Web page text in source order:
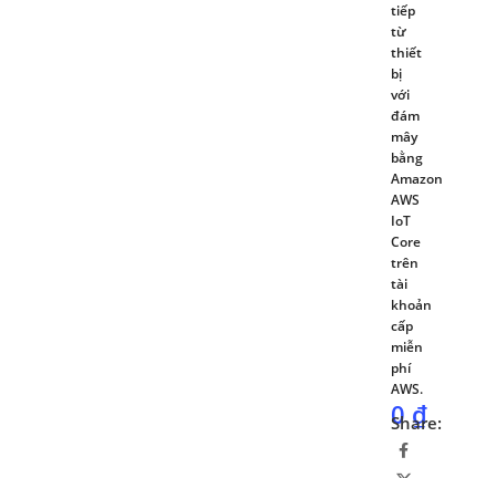
tiếp
từ
thiết
bị
với
đám
mây
bằng
Amazon
AWS
IoT
Core
trên
tài
khoản
cấp
miễn
phí
AWS.
0₫
Share: